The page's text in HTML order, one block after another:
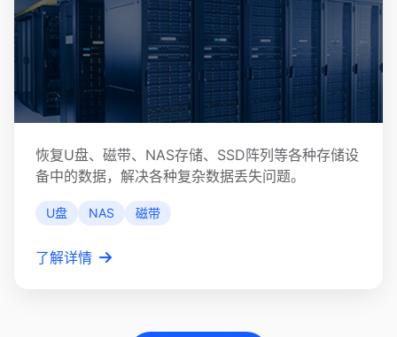
其他存储设备恢复
恢复U盘、磁带、NAS存储、SSD阵列等各种存储设
备中的数据，解决各种复杂数据丢失问题。
U盘 NAS 磁带
了解详情